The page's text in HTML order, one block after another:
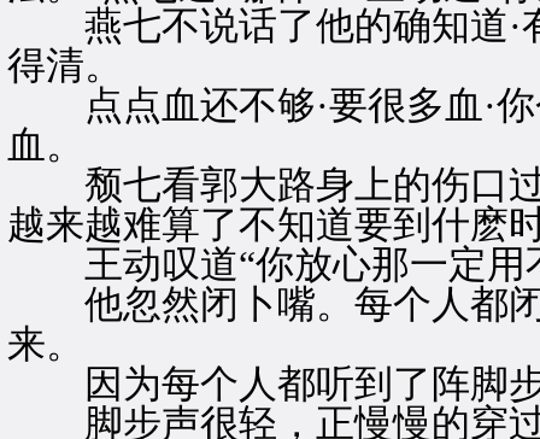
燕七不说话了他的确知道·
得清。
点点血还不够·要很多血·你
血。
颓七看郭大路身上的伤口过
越来越难算了不知道要到什麽
王动叹道“你放心那一定用
他忽然闭卜嘴。每个人都闭
来。
因为每个人都听到了阵脚
脚步声很轻，正慢慢的穿